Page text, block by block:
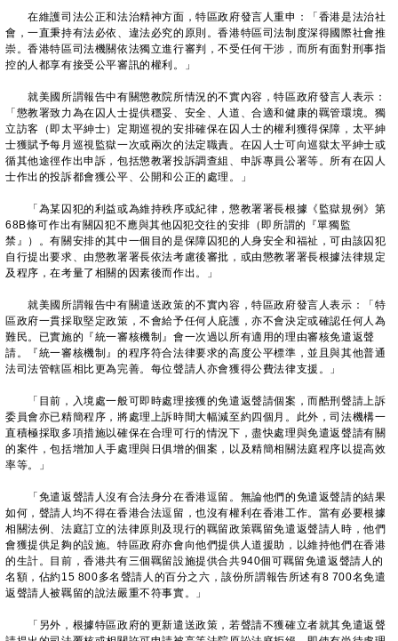
在維護司法公正和法治精神方面，特區政府發言人重申：「香港是法治社
會，一直秉持有法必依、違法必究的原則。香港特區司法制度深得國際社會推
崇。香港特區司法機關依法獨立進行審判，不受任何干涉，而所有面對刑事指
控的人都享有接受公平審訊的權利。」
就美國所謂報告中有關懲教院所情況的不實內容，特區政府發言人表示：
「懲教署致力為在囚人士提供穩妥、安全、人道、合適和健康的羈管環境。獨
立訪客（即太平紳士）定期巡視的安排確保在囚人士的權利獲得保障，太平紳
士獲賦予每月巡視監獄一次或兩次的法定職責。在囚人士可向巡獄太平紳士或
循其他途徑作出申訴，包括懲教署投訴調查組、申訴專員公署等。所有在囚人
士作出的投訴都會獲公平、公開和公正的處理。」
「為某囚犯的利益或為維持秩序或紀律，懲教署署長根據《監獄規例》第
68B條可作出有關囚犯不應與其他囚犯交往的安排（即所謂的『單獨監
禁』）。有關安排的其中一個目的是保障囚犯的人身安全和福祉，可由該囚犯
自行提出要求、由懲教署署長依法考慮後審批，或由懲教署署長根據法律規定
及程序，在考量了相關的因素後而作出。」
就美國所謂報告中有關遣送政策的不實內容，特區政府發言人表示：「特
區政府一貫採取堅定政策，不會給予任何人庇護，亦不會決定或確認任何人為
難民。已實施的『統一審核機制』會一次過以所有適用的理由審核免遣返聲
請。『統一審核機制』的程序符合法律要求的高度公平標準，並且與其他普通
法司法管轄區相比更為完善。每位聲請人亦會獲得公費法律支援。」
「目前，入境處一般可即時處理接獲的免遣返聲請個案，而酷刑聲請上訴
委員會亦已精簡程序，將處理上訴時間大幅減至約四個月。此外，司法機構一
直積極採取多項措施以確保在合理可行的情況下，盡快處理與免遣返聲請有關
的案件，包括增加人手處理與日俱增的個案，以及精簡相關法庭程序以提高效
率等。」
「免遣返聲請人沒有合法身分在香港逗留。無論他們的免遣返聲請的結果
如何，聲請人均不得在香港合法逗留，也沒有權利在香港工作。當有必要根據
相關法例、法庭訂立的法律原則及現行的羈留政策羈留免遣返聲請人時，他們
會獲提供足夠的設施。特區政府亦會向他們提供人道援助，以維持他們在香港
的生計。目前，香港共有三個羈留設施提供合共940個可羈留免遣返聲請人的
名額，佔約15 800多名聲請人的百分之六，該份所謂報告所述有8 700名免遣
返聲請人被羈留的說法嚴重不符事實。」
「另外，根據特區政府的更新遣送政策，若聲請不獲確立者就其免遣返聲